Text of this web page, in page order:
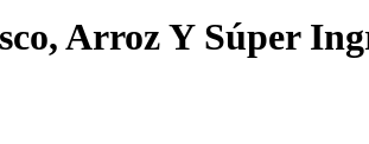
Arroz Y Súper